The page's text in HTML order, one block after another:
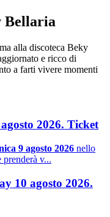
Bellaria
alla discoteca Beky
e ricco di
a farti vivere momenti
2026. Ticket
9 agosto 2026 nello
prenderà v...
10 agosto 2026.